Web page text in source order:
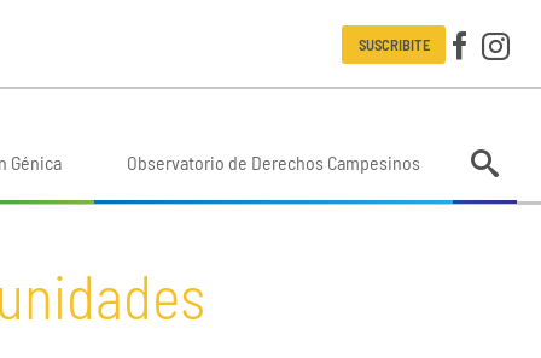
SUSCRIBITE
Génica Observatorio de Derechos Campesinos